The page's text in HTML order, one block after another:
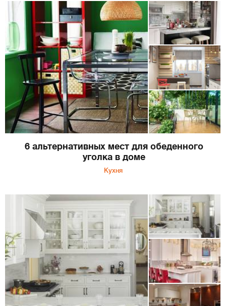
6 альтернативных мест для обеденного
уголка в доме
Кухня